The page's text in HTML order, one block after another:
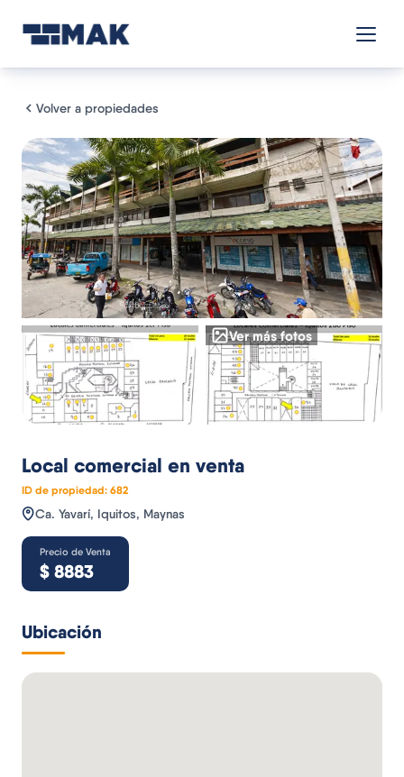
Volver a propiedades
Ver más fotos
Local comercial en venta
ID de propiedad: 682
Ca. Yavarí, Iquitos, Maynas
Precio de Venta
$ 8883
Ubicación